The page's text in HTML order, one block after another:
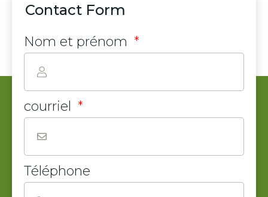
Contact Form
Nom et prénom *
courriel *
Téléphone